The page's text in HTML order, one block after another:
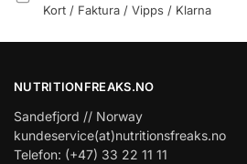
Kort / Faktura / Vipps / Klarna
NUTRITIONFREAKS.NO
Sandefjord // Norway
kundeservice(at)nutritionsfreaks.no
Telefon: (+47) 33 22 11 11